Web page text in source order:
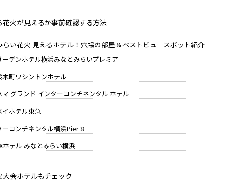
花火が見えるか事前確認する方法
らい花火 見えるホテル！穴場の部屋＆ベストビュースポット紹介
ーデンホテル横浜みなとみらいプレミア
木町ワシントンホテル
マ グランド インターコンチネンタル ホテル
イホテル東急
ーコンチネンタル横浜Pier 8
ホテル みなとみらい横浜
大会ホテルもチェック